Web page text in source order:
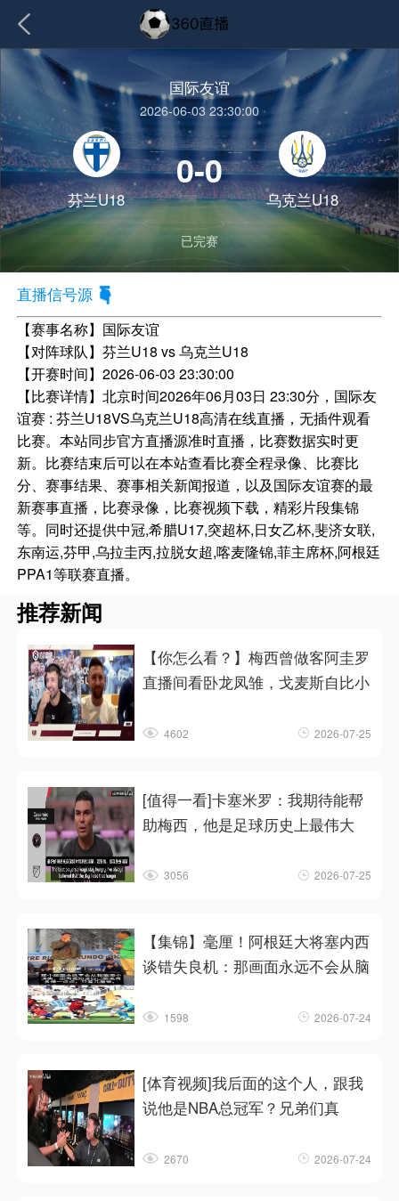
国际友谊
2026-06-03 23:30:00
芬兰U18
0-0
乌克兰U18
已完赛
直播信号源
【赛事名称】 国际友谊
【对阵球队】芬兰U18 vs 乌克兰U18
【开赛时间】2026-06-03 23:30:00
【比赛详情】北京时间2026年06月03日 23:30分，国际友
谊赛 : 芬兰U18VS乌克兰U18高清在线直播，无插件观看
比赛。本站同步官方直播源准时直播，比赛数据实时更
新。比赛结束后可以在本站查看比赛全程录像、比赛比
分、赛事结果、赛事相关新闻报道，以及国际友谊赛的最
新赛事直播，比赛录像，比赛视频下载，精彩片段集锦
等。同时还提供中冠,希腊U17,突超杯,日女乙杯,斐济女联,
东南运,芬甲,乌拉圭丙,拉脱女超,喀麦隆锦,菲主席杯,阿根廷
PPA1等联赛直播。
推荐新闻
【你怎么看？】梅西曾做客阿圭罗
直播间看卧龙凤雏，戈麦斯自比小
4602 2026-07-25
[值得一看]卡塞米罗：我期待能帮
助梅西，他是足球历史上最伟大
3056 2026-07-25
【集锦】毫厘！阿根廷大将塞内西
谈错失良机：那画面永远不会从脑
1598 2026-07-24
[体育视频]我后面的这个人，跟我
说他是NBA总冠军？兄弟们真
2670 2026-07-24